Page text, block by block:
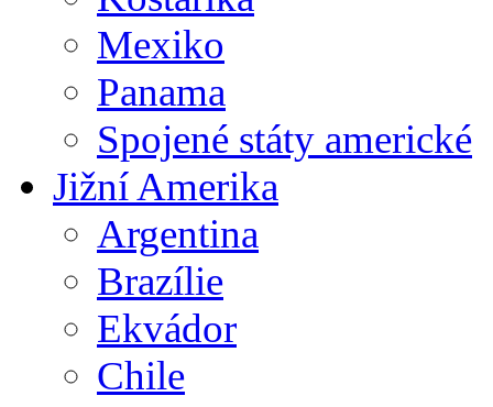
Mexiko
Panama
Spojené státy americké
Jižní Amerika
Argentina
Brazílie
Ekvádor
Chile